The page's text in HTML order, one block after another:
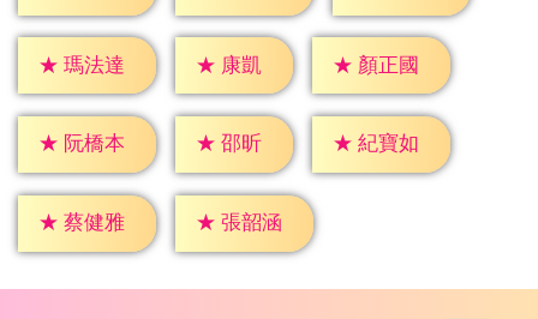
★ 瑪法達 ★ 康凱 ★ 顏正國
★ 阮橋本 ★ 邵昕 ★ 紀寶如
★ 蔡健雅 ★ 張韶涵